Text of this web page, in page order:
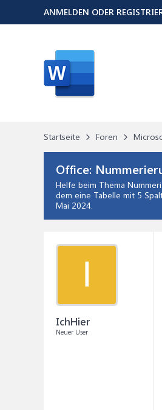
Startseite Foren
Office:
Helfe beim Thema
dem eine Tabelle mit 5
Mai 2024.
I
IchHier
Neuer User
ANMELDEN ODER